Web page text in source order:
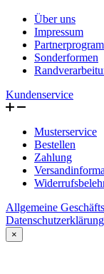
Über uns
Impressum
Sonderformen
Kundenservice
Musterservice
Bestellen
Zahlung
Allgemeine
Datenschutzerklärung
×